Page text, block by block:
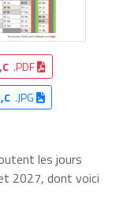
.PDF
.JPG
les jours
2027, dont voici